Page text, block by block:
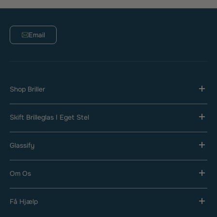
Email
Shop Briller
Skift Brilleglas I Eget Stel
Glassify
Om Os
Få Hjælp